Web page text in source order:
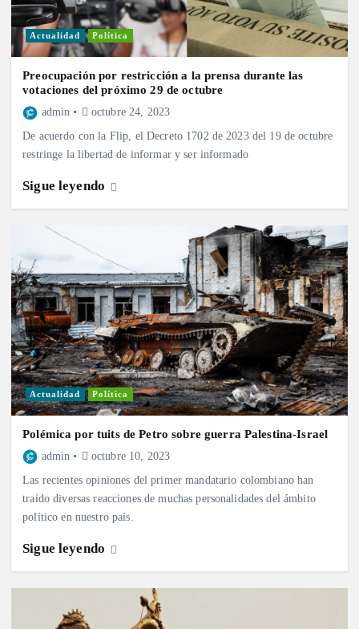
Actualidad Política
Preocupación por restricción a la prensa durante las
votaciones del próximo 29 de octubre
admin octubre 24, 2023
De acuerdo con la Flip, el Decreto 1702 de 2023 del 19 de octubre
restringe la libertad de informar y ser informado
Sigue leyendo
Actualidad Política
Polémica por tuits de Petro sobre guerra Palestina-Israel
admin octubre 10, 2023
Las recientes opiniones del primer mandatario colombiano han
traído diversas reacciones de muchas personalidades del ámbito
político en nuestro país.
Sigue leyendo